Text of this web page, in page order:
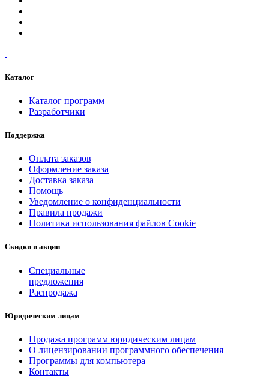
Каталог
Каталог программ
Разработчики
Поддержка
Оплата заказов
Оформление заказа
Доставка заказа
Помощь
Уведомление о конфиденциальности
Правила продажи
Политика использования файлов Cookie
Скидки и акции
Специальные
предложения
Распродажа
Юридическим лицам
Продажа программ юридическим лицам
О лицензировании программного обеспечения
Программы для компьютера
Контакты